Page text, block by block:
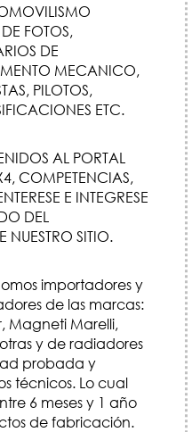
FOTOS,
DE
MECANICO,
PILOTOS,
ETC.
AL PORTAL
COMPETENCIAS,
E INTEGRESE
DEL
NUESTRO SITIO.
importadores y
de las marcas:
Magneti Marelli,
y de radiadores
probada y
técnicos. Lo cual
6 meses y 1 año
de fabricación.